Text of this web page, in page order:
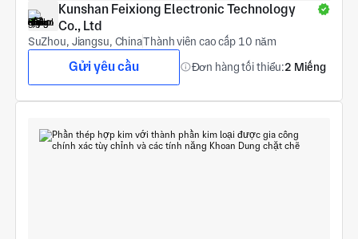
Kunshan Feixiong Electronic Technology
Co., Ltd
SuZhou, Jiangsu, ChinaThành viên cao cấp 10 năm
Gửi yêu cầu Đơn hàng tối thiểu:2 Miếng